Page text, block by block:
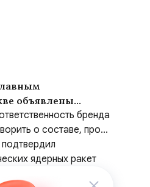
объявлены
питание —бренда
о составе, про...